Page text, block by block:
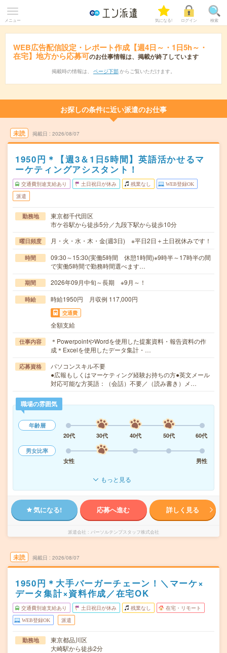
メニュー 気になる! ログイン 検索
WEB広告配信設定・レポート作成【週4日～・1日5h～・
在宅】地方から応募可のお仕事情報は、掲載が終了しています
掲載時の情報は、 ページ下部 からご覧いただけます。
お探しの条件に近い派遣のお仕事
未読 掲載日 2026/08/07
1950円＊【週3＆1日5時間】英語活かせるマ
ーケティングアシスタント！
交通費別途支給あり 土日祝日が休み 残業なし WEB登録OK
派遣
勤務地
東京都千代田区
市ケ谷駅から徒歩5分／九段下駅から徒歩10分
曜日頻度 月・火・水・木・金(週3日) ※平日2日＋土日祝休みです！
時間
09:30～15:30(実働5時間 休憩1時間)※9時半～17時半の間
で実働5時間で勤務時間選べます…
期間 2026年09月中旬～長期 ※9月～！
時給 時給1950円 月収例 117,000円
交通費
全額支給
仕事内容
＊PowerpointやWordを使用した提案資料・報告資料の作
成＊Excelを使用したデータ集計・…
応募資格
パソコンスキル不要
●広報もしくはマーケティング経験お持ちの方●英文メール
対応可能な方英語：（会話）不要／（読み書き）メ…
職場の雰囲気
年齢層
20代
30代 40代 50代
60代
男女比率
女性
男性
もっと見る
気になる! 応募へ進む 詳しく見る
派遣会社 パーソルテンプスタッフ株式会社
未読 掲載日 2026/08/07
1950円＊大手バーガーチェーン！＼マーケ×
データ集計×資料作成／在宅OK
交通費別途支給あり 土日祝日が休み 残業なし 在宅・リモート
WEB登録OK 派遣
勤務地
東京都品川区
大崎駅から徒歩2分